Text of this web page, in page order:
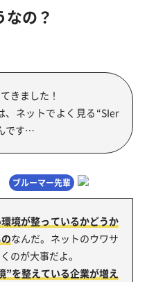
なの？
きました！
、ネットでよく見る“SIer
です…
ブルーマー先輩
境が整っているかどうか
なんだ。ネットのウワサ
のが大事だよ。
”を整えている企業が増え